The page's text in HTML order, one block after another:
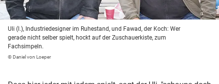
Uli (l.), Industriedesigner im Ruhestand, und Fawad, der Koch: Wer
gerade nicht selber spielt, hockt auf der Zuschauerkiste, zum
Fachsimpeln.
© Daniel von Loeper